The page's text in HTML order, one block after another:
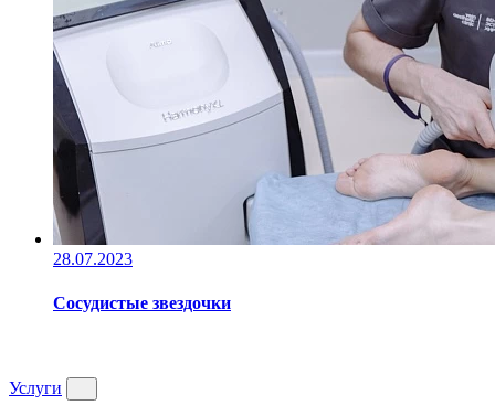
28.07.2023
Сосудистые звездочки
Услуги